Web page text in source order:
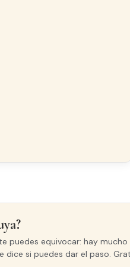
puedes equivocar: hay
si puedes dar el paso.